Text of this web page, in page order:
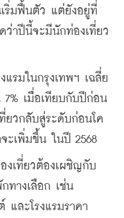
ริ่มฟื้นตัว แต่ยังอยู่ที่
ว่าปีนี้จะมีนักท่องเที่ยว
รมในกรุงเทพฯ เฉลี่ย
7% เมื่อเทียบกับปีก่อน
ยวกลับสู่ระดับก่อนโค
ะเพิ่มขึ้น ในปี 2568
เที่ยวต้องเผชิญกับ
ทางเลือก เช่น
และโรงแรมราคา